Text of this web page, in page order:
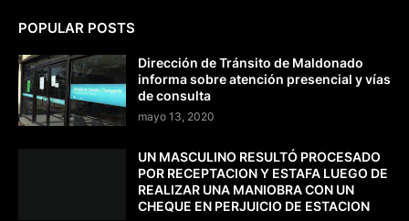
POPULAR POSTS
Dirección de Tránsito de Maldonado
informa sobre atención presencial y vías
de consulta
mayo 13, 2020
UN MASCULINO RESULTÓ PROCESADO
POR RECEPTACION Y ESTAFA LUEGO DE
REALIZAR UNA MANIOBRA CON UN
CHEQUE EN PERJUICIO DE ESTACION